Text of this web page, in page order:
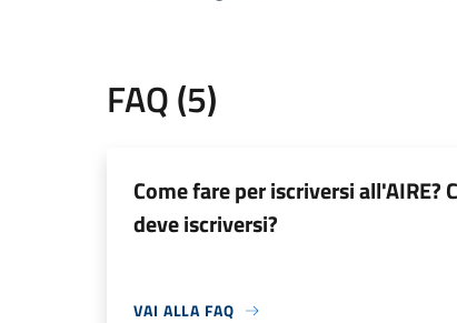
FAQ (5)
Come fare per iscriversi all'AIRE?
deve iscriversi?
VAI ALLA FAQ